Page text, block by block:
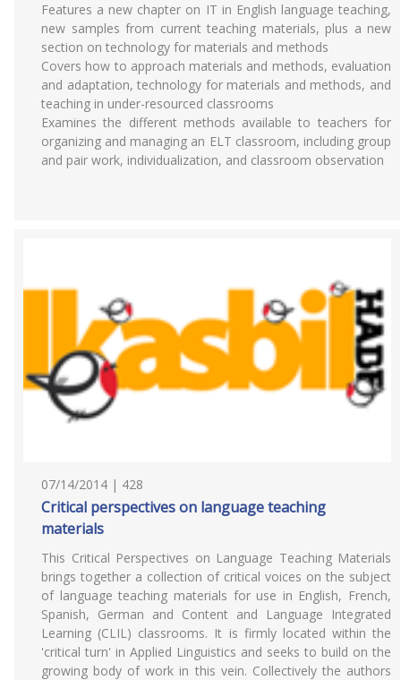
Features a new chapter on IT in English language teaching,
new samples from current teaching materials, plus a new
section on technology for materials and methods
Covers how to approach materials and methods, evaluation
and adaptation, technology for materials and methods, and
teaching in under-resourced classrooms
Examines the different methods available to teachers for
organizing and managing an ELT classroom, including group
and pair work, individualization, and classroom observation
07/14/2014 | 428
Critical perspectives on language teaching
materials
This Critical Perspectives on Language Teaching Materials
brings together a collection of critical voices on the subject
of language teaching materials for use in English, French,
Spanish, German and Content and Language Integrated
Learning (CLIL) classrooms. It is firmly located within the
'critical turn' in Applied Linguistics and seeks to build on the
growing body of work in this vein. Collectively the authors